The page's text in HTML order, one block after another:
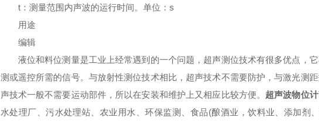
t：测量范围内声波的运行时间。单位：s
用途
编辑
液位和料位测量是工业上经常遇到的一个问题，超声测位技术有很多优点，
测或遥控所需的信号。与放射性测位技术相比，超声技术不需要防护，与激光测
声技术一般不需要运动部件，所以在安装和维护上又相应比较方便。 超声波物位计
水处理厂、污水处理站、农业用水、环保监测、食品(酿酒业，饮料业、添加剂